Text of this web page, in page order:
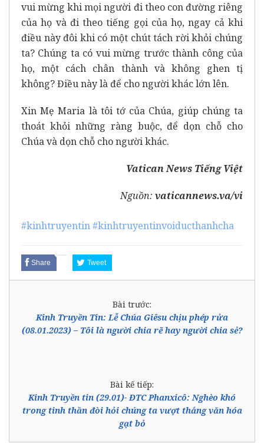
vui mừng khi mọi người đi theo con đường riêng
của họ và đi theo tiếng gọi của họ, ngay cả khi
điều này đôi khi có một chút tách rời khỏi chúng
ta? Chúng ta có vui mừng trước thành công của
họ, một cách chân thành và không ghen tị
không? Điều này là để cho người khác lớn lên.
Xin Mẹ Maria là tôi tớ của Chúa, giúp chúng ta
thoát khỏi những ràng buộc, để dọn chỗ cho
Chúa và dọn chỗ cho người khác.
Vatican News Tiếng Việt
Nguồn: vaticannews.va/vi
#kinhtruyentin#kinhtruyentinvoiducthanhcha
Share Tweet
Bài trước:
Kinh Truyền Tin: Lễ Chúa Giêsu chịu phép rửa
(08.01.2023) – Tôi là người chia rẽ hay người chia sẻ?
Bài kế tiếp:
Kinh Truyền tin (29.01)- ĐTC Phanxicô: Nghèo khó
trong tinh thần đòi hỏi chúng ta vượt thắng văn hóa
gạt bỏ